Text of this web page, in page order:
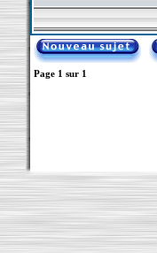
Page 1 sur 1